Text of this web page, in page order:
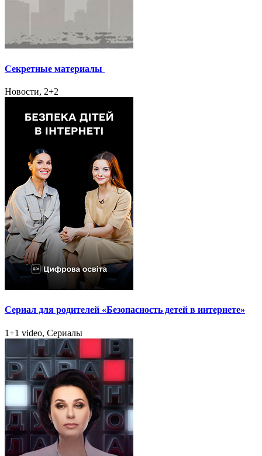
Секретные материалы
Новости, 2+2
Сериал для родителей «Безопасность детей в интернете»
1+1 video, Сериалы